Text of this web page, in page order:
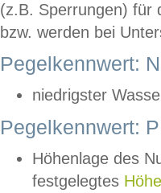
(z.B. Sperrungen) für
bzw. werden bei
Pegelkennwert:
niedrigster
Pegelkennwert:
Höhenlage des
festgelegtes